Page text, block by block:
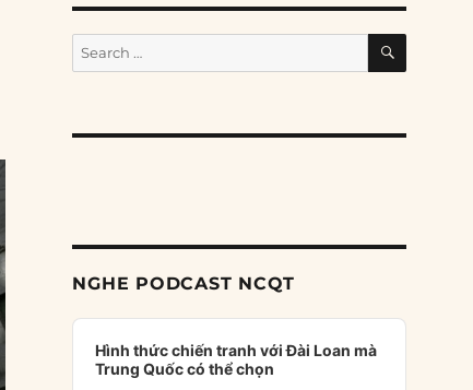
Search
for:
SEARCH
NGHE PODCAST NCQT
Audio
Player
Hình thức chiến tranh với Đài Loan mà
Trung Quốc có thể chọn